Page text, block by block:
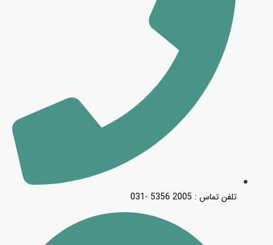
تلفن تماس : 2005 5356 -031